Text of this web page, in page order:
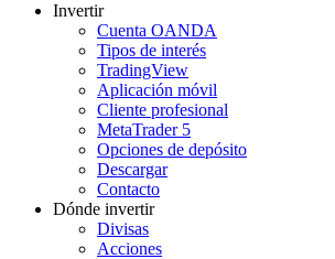
Invertir
Cuenta OANDA
Tipos de interés
TradingView
Aplicación móvil
Cliente profesional
MetaTrader 5
Opciones de depósito
Descargar
Contacto
Dónde invertir
Divisas
Acciones